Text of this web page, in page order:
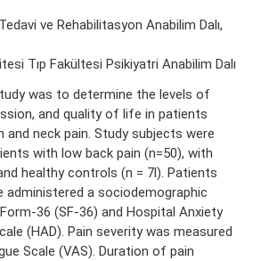
ve Rehabilitasyon Anabilim Dalı,
Tıp Fakültesi Psikiyatri Anabilim Dalı
was to determine the levels of
and quality of life in patients
and neck pain. Study subjects were
with low back pain (n=50), with
healthy controls (n = 7l). Patients
administered a sociodemographic
36 (SF-36) and Hospital Anxiety
(HAD). Pain severity was measured
Scale (VAS). Duration of pain